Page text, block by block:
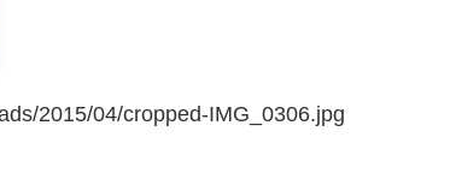
2015/04/cropped-IMG_0306.jpg